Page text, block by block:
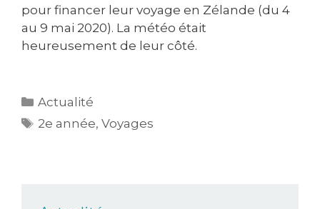
pour financer leur voyage en Zélande (du 4
au 9 mai 2020). La météo était
heureusement de leur côté.
Actualité
2e année,Voyages